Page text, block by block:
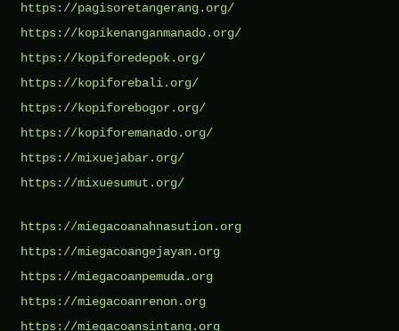
https://pagisoretangerang.org/
https://kopikenanganmanado.org/
https://kopiforedepok.org/
https://kopiforebali.org/
https://kopiforebogor.org/
https://kopiforemanado.org/
https://mixuejabar.org/
https://mixuesumut.org/
https://miegacoanahnasution.org
https://miegacoangejayan.org
https://miegacoanpemuda.org
https://miegacoanrenon.org
https://miegacoansintang.org